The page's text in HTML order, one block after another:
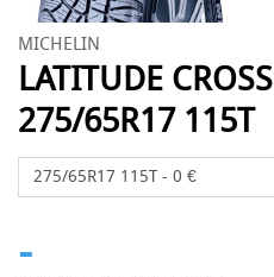
MICHELIN
LATITUDE CROSS
275/65R17 115T
-